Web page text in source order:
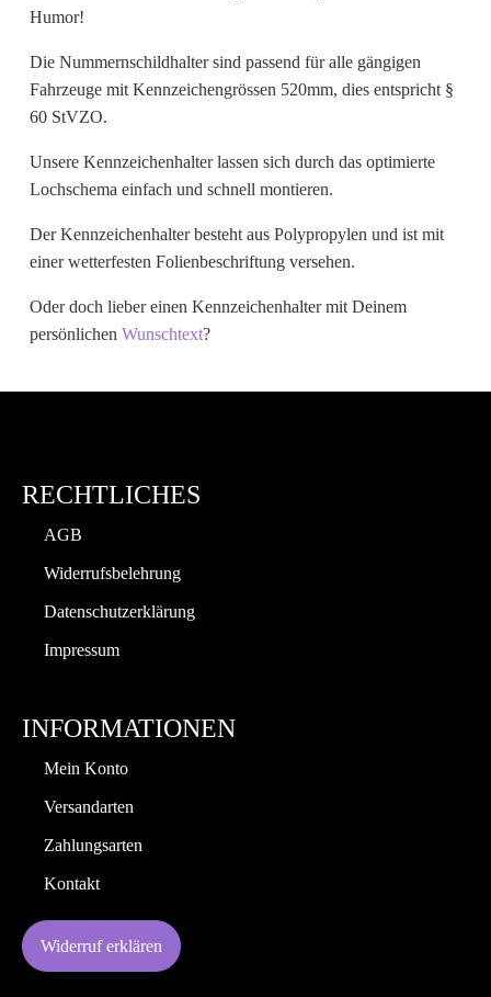
Humor!
Die Nummernschildhalter sind passend für alle gängigen
Fahrzeuge mit Kennzeichengrössen 520mm, dies entspricht §
60 StVZO.
Unsere Kennzeichenhalter lassen sich durch das optimierte
Lochschema einfach und schnell montieren.
Der Kennzeichenhalter besteht aus Polypropylen und ist mit
einer wetterfesten Folienbeschriftung versehen.
Oder doch lieber einen Kennzeichenhalter mit Deinem
persönlichen Wunschtext?
RECHTLICHES
AGB
Widerrufsbelehrung
Datenschutzerklärung
Impressum
INFORMATIONEN
Mein Konto
Versandarten
Zahlungsarten
Kontakt
Widerruf erklären